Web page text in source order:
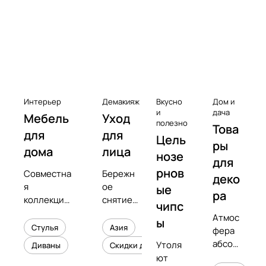
а
р
к
в
и
н
и
л
о
в
Интерьер
Мебель
для
дома
Совместна
я
коллекция
предметны
м
дизайнеро
Стулья
Диваны
Демакияж
Уход
для
лица
Бережн
ое
снятие
и
увлажне
ние
Азия
Скидки до 50%
Вкусно
и
полезно
Цель
нозе
рнов
ые
чипс
ы
Утоля
ют
Дом и
дача
Това
ры
для
деко
ра
Атмос
фера
абсол